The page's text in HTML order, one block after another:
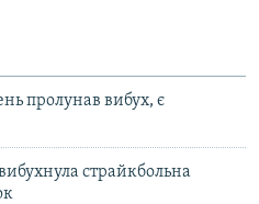
пролунав вибух, є
страйкбольна